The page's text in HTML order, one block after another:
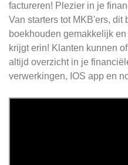
factureren! Plezier in je
Van starters tot MKB'ers, dit
boekhouden gemakkelijk
krijgt erin! Klanten kunnen
altijd overzicht in je
verwerkingen, IOS app en